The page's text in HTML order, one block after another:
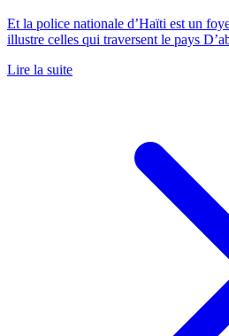
Et la police nationale d’Haïti est un
illustre celles qui traversent le pays
Lire la suite